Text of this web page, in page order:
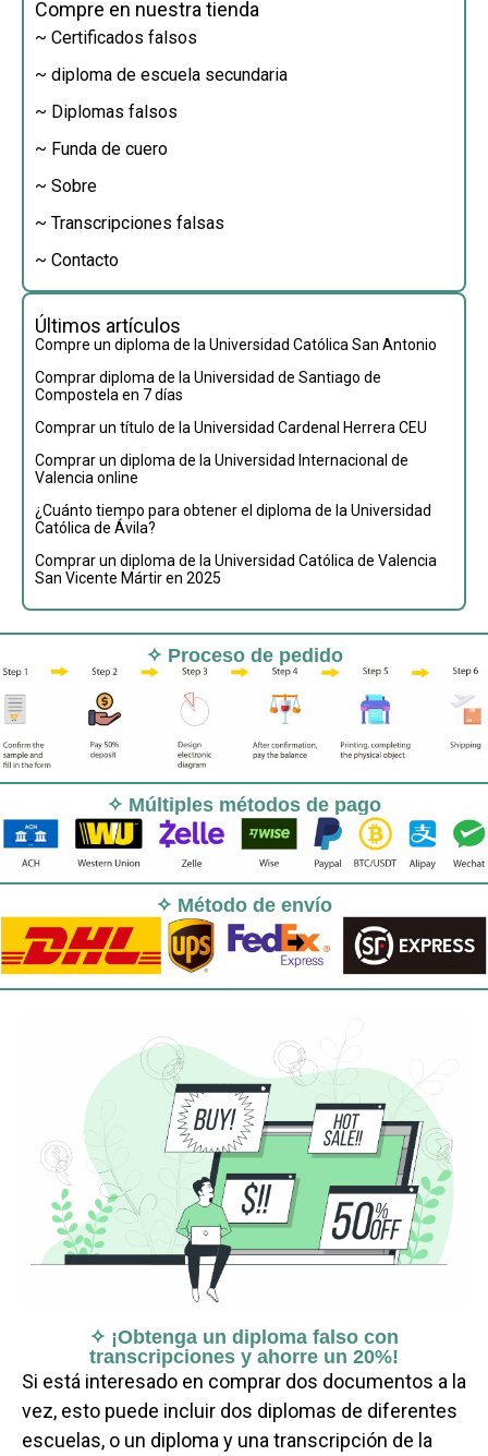
Compre en nuestra tienda
~ Certificados falsos
~ diploma de escuela secundaria
~ Diplomas falsos
~ Funda de cuero
~ Sobre
~ Transcripciones falsas
~ Contacto
Últimos artículos
Compre un diploma de la Universidad Católica San Antonio
Comprar diploma de la Universidad de Santiago de
Compostela en 7 días
Comprar un título de la Universidad Cardenal Herrera CEU
Comprar un diploma de la Universidad Internacional de
Valencia online
¿Cuánto tiempo para obtener el diploma de la Universidad
Católica de Ávila?
Comprar un diploma de la Universidad Católica de Valencia
San Vicente Mártir en 2025
✧ Proceso de pedido
✧ Múltiples métodos de pago
✧ Método de envío
✧ ¡Obtenga un diploma falso con
transcripciones y ahorre un 20%!
Si está interesado en comprar dos documentos a la
vez, esto puede incluir dos diplomas de diferentes
escuelas, o un diploma y una transcripción de la